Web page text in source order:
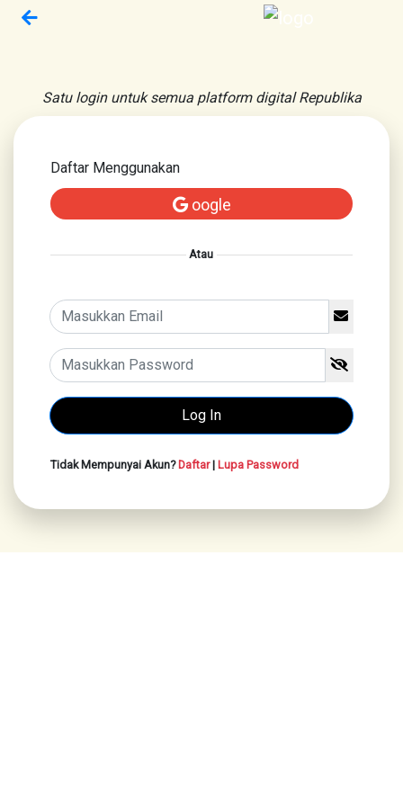
Satu login untuk semua platform digital Republika
Daftar Menggunakan
oogle
Atau
Tidak Mempunyai Akun?Daftar| Lupa Password